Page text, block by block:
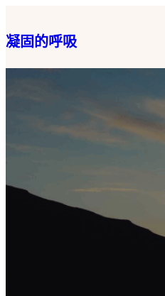
至
主
凝固的呼吸